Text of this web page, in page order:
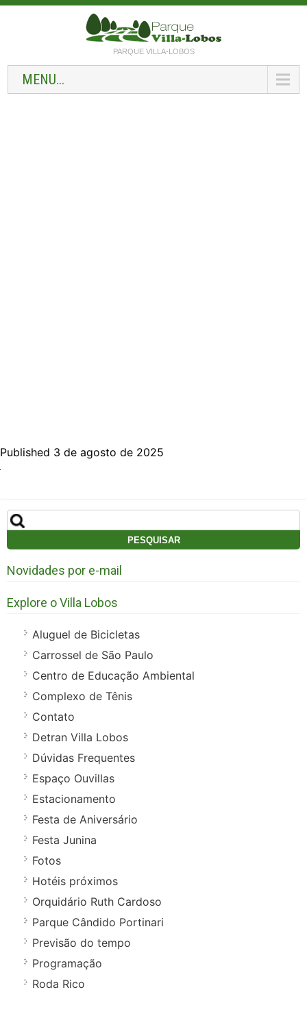
PARQUE VILLA-LOBOS
MENU...
Published 3 de agosto de 2025
Pesquisar
por:
Novidades por e-mail
Explore o Villa Lobos
Aluguel de Bicicletas
Carrossel de São Paulo
Centro de Educação Ambiental
Complexo de Tênis
Contato
Detran Villa Lobos
Dúvidas Frequentes
Espaço Ouvillas
Estacionamento
Festa de Aniversário
Festa Junina
Fotos
Hotéis próximos
Orquidário Ruth Cardoso
Parque Cândido Portinari
Previsão do tempo
Programação
Roda Rico